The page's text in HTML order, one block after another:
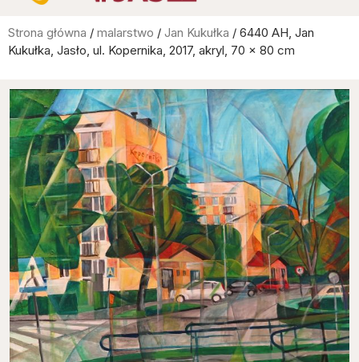
Strona główna / malarstwo / Jan Kukułka / 6440 AH, Jan
Kukułka, Jasło, ul. Kopernika, 2017, akryl, 70 x 80 cm